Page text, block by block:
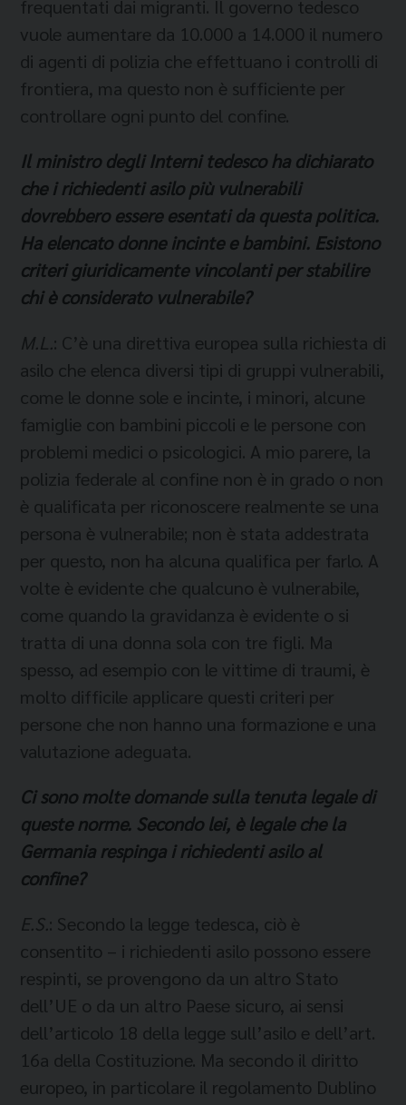
frequentati dai migranti. Il governo tedesco
vuole aumentare da 10.000 a 14.000 il numero
di agenti di polizia che effettuano i controlli di
frontiera, ma questo non è sufficiente per
controllare ogni punto del confine.
Il ministro degli Interni tedesco ha dichiarato
che i richiedenti asilo più vulnerabili
dovrebbero essere esentati da questa politica.
Ha elencato donne incinte e bambini. Esistono
criteri giuridicamente vincolanti per stabilire
chi è considerato vulnerabile?
M.L.: C’è una direttiva europea sulla richiesta di
asilo che elenca diversi tipi di gruppi vulnerabili,
come le donne sole e incinte, i minori, alcune
famiglie con bambini piccoli e le persone con
problemi medici o psicologici. A mio parere, la
polizia federale al confine non è in grado o non
è qualificata per riconoscere realmente se una
persona è vulnerabile; non è stata addestrata
per questo, non ha alcuna qualifica per farlo. A
volte è evidente che qualcuno è vulnerabile,
come quando la gravidanza è evidente o si
tratta di una donna sola con tre figli. Ma
spesso, ad esempio con le vittime di traumi, è
molto difficile applicare questi criteri per
persone che non hanno una formazione e una
valutazione adeguata.
Ci sono molte domande sulla tenuta legale di
queste norme. Secondo lei, è legale che la
Germania respinga i richiedenti asilo al
confine?
E.S.: Secondo la legge tedesca, ciò è
consentito – i richiedenti asilo possono essere
respinti, se provengono da un altro Stato
dell’UE o da un altro Paese sicuro, ai sensi
dell’articolo 18 della legge sull’asilo e dell’art.
16a della Costituzione. Ma secondo il diritto
europeo, in particolare il regolamento Dublino